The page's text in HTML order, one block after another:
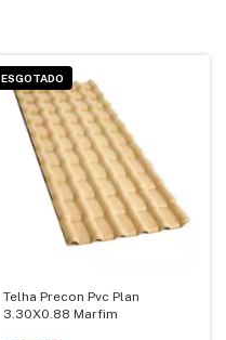
ESGOTADO
Telha Precon Pvc Plan
3.30X0.88 Marfim